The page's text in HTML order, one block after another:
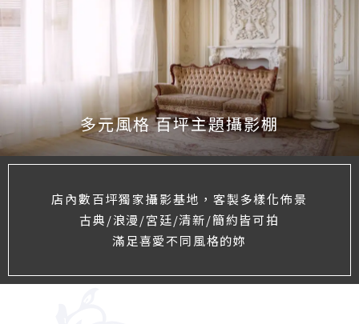
多元風格 百坪主題攝影棚
店內數百坪獨家攝影基地，客製多樣化佈景
古典/浪漫/宮廷/清新/簡約皆可拍
滿足喜愛不同風格的妳